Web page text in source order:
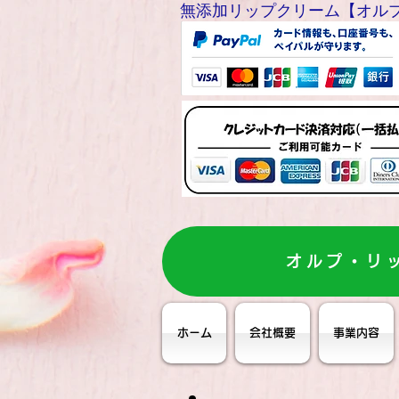
無添加リップクリーム【オル
オルプ・リ
ホーム 会社概要 事業内容